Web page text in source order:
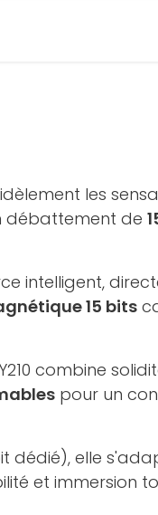
les
débattement de
intelligent,
15 bits
combine
pour un
elle
et immersion